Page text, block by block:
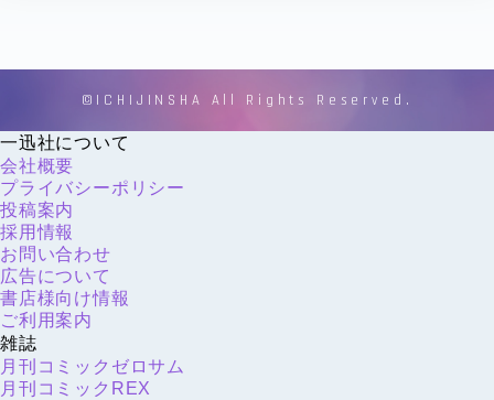
©ICHIJINSHA All Rights Reserved.
一迅社について
会社概要
プライバシーポリシー
投稿案内
採用情報
お問い合わせ
広告について
書店様向け情報
ご利用案内
雑誌
月刊コミックゼロサム
月刊コミックREX